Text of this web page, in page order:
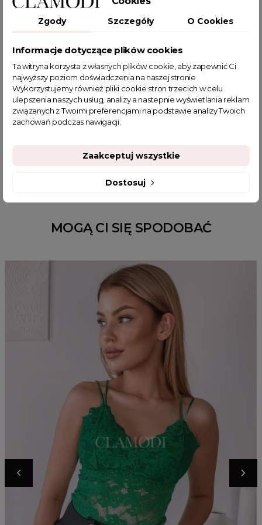
POWIĄZANE TAGI
top satynowy top gorsetowy
top z piórami
top pod marynarkę
różowy top
elegancka bluzka do spódnicy
bluzka fuksja
body damskie do spodni
elegancki top pod marynarkę
gorsetowa bluzka bluzka na imprezę
MOGĄ CI SIĘ SPODOBAĆ
Zgody Szczegóły O Cookies
Informacje dotyczące plików cookies
Ta witryna korzysta z własnych plików cookie, aby zapewnić Ci
najwyższy poziom doświadczenia na naszej stronie .
Wykorzystujemy również pliki cookie stron trzecich w celu
ulepszenia naszych usług, analizy a nastepnie wyświetlania reklam
związanych z Twoimi preferencjami na podstawie analizy Twoich
zachowań podczas nawigacji.
Dostosuj
Zaakceptuj wszystkie